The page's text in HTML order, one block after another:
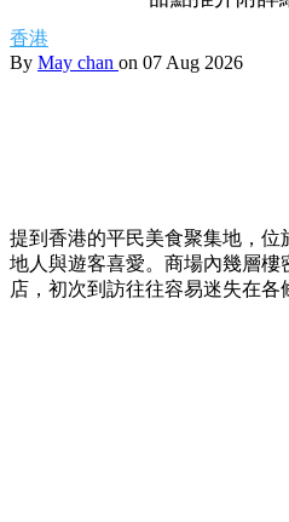
香港
By May chan on 07 Aug 2026
提到香港的平民美食聚集地，
地人與遊客喜愛。商場內幾層樓
店，初次到訪往往容易迷失在各